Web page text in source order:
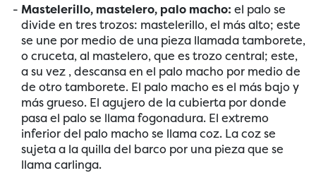
Mastelerillo, mastelero, palo macho: el palo se
divide en tres trozos: mastelerillo, el más alto; este
se une por medio de una pieza llamada tamborete,
o cruceta, al mastelero, que es trozo central; este,
a su vez , descansa en el palo macho por medio de
de otro tamborete. El palo macho es el más bajo y
más grueso. El agujero de la cubierta por donde
pasa el palo se llama fogonadura. El extremo
inferior del palo macho se llama coz. La coz se
sujeta a la quilla del barco por una pieza que se
llama carlinga.